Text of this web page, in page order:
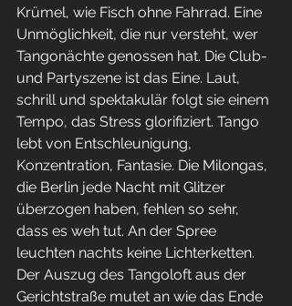
Krümel, wie Fisch ohne Fahrrad. Eine
Unmöglichkeit, die nur versteht, wer
Tangonächte genossen hat. Die Club-
und Partyszene ist das Eine. Laut,
schrill und spektakulär folgt sie einem
Tempo, das Stress glorifiziert. Tango
lebt von Entschleunigung,
Konzentration, Fantasie. Die Milongas,
die Berlin jede Nacht mit Glitzer
überzogen haben, fehlen so sehr,
dass es weh tut. An der Spree
leuchten nachts keine Lichterketten.
Der Auszug des Tangoloft aus der
Gerichtstraße mutet an wie das Ende